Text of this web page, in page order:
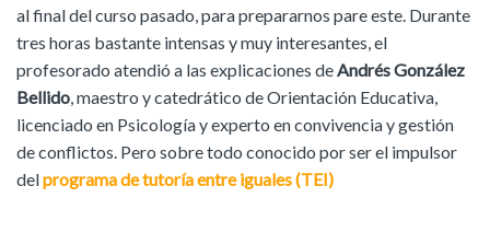
al final del curso pasado, para prepararnos pare este. Durante
tres horas bastante intensas y muy interesantes, el
profesorado atendió a las explicaciones deAndrés González
Bellido, maestro y catedrático de Orientación Educativa,
licenciado en Psicología y experto en convivencia y gestión
de conflictos. Pero sobre todo conocido por ser el impulsor
delprograma de tutoría entre iguales (TEI)